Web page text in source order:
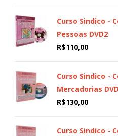
Curso Sindico -
Pessoas DVD2
R$110,00
Curso Sindico -
Mercadorias
R$130,00
Curso Sindico -